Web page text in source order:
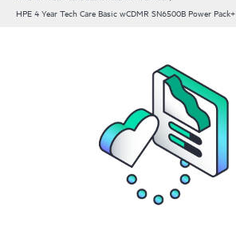
HPE 4 Year Tech Care Basic wCDMR SN6500B Power